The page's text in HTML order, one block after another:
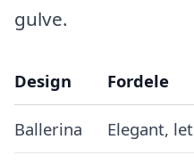
gulve.
Design Fordele
Ballerina Elegant, let